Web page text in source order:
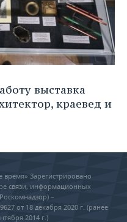
выставка
краевед и
время» Зарегистрировано
связи, информационных
–
от 18 декабря 2020 г. (ранее
2014 г.)